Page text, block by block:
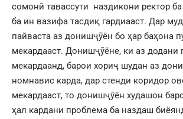
сомонӣ тавассути наздикони ректор
ба ин вазифа тасдиқ гардиааст. Дар
пайваста аз донишҷӯён бо ҳар баҳона
мекардааст. Донишҷӯёне, ки аз додани
мекардаанд, барои хориҷ шудан аз
номнавис карда, дар стенди коридор
мекардааст, то донишҷӯён худашон
ҳал кардани проблема ба наздаш